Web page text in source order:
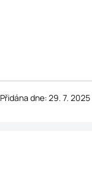
Přidána dne: 29. 7. 2025